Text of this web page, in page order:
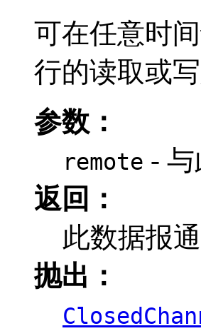
可在任意时
行的读取或
参数：
remote -
返回：
此数据报
抛出：